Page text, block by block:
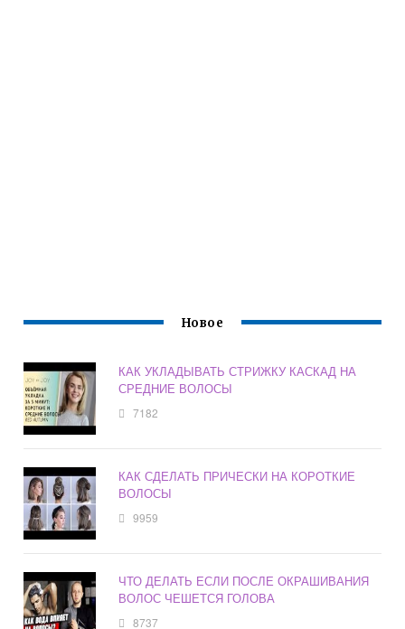
Новое
КАК УКЛАДЫВАТЬ СТРИЖКУ КАСКАД НА
СРЕДНИЕ ВОЛОСЫ
7182
КАК СДЕЛАТЬ ПРИЧЕСКИ НА КОРОТКИЕ
ВОЛОСЫ
9959
ЧТО ДЕЛАТЬ ЕСЛИ ПОСЛЕ ОКРАШИВАНИЯ
ВОЛОС ЧЕШЕТСЯ ГОЛОВА
8737